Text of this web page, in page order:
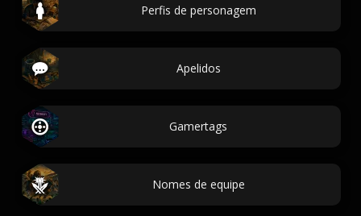
Perfis de personagem
Apelidos
Gamertags
Nomes de equipe